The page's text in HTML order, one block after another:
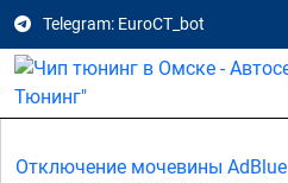
Telegram: EuroCT_bot
Отключение мочевины AdBlue